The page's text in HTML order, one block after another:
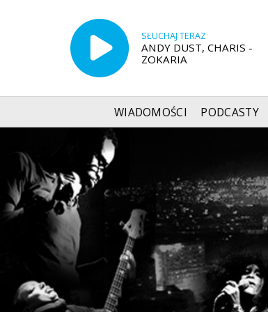
SŁUCHAJ TERAZ
ANDY DUST, CHARIS -
ZOKARIA
WIADOMOŚCI PODCASTY